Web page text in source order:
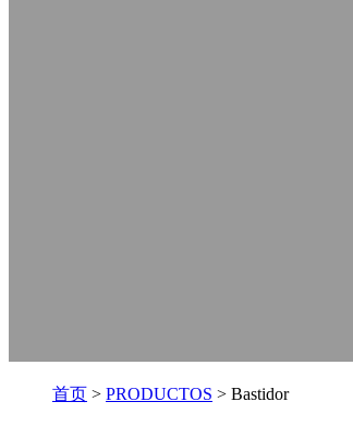
首页 > PRODUCTOS > Bastidor